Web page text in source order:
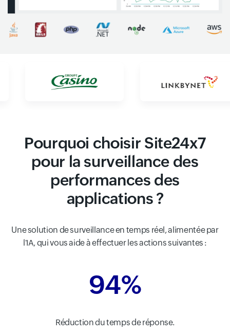
Pourquoi choisir Site24x7
pour la surveillance des
performances des
applications ?
Une solution de surveillance en temps réel, alimentée par
l'IA, qui vous aide à effectuer les actions suivantes :
94%
Réduction du temps de réponse.